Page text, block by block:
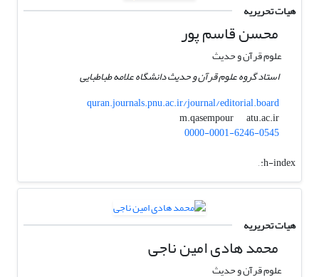
هیات تحریریه
محسن قاسم پور
علوم قرآن و حدیث
استاد گروه علوم قرآن و حدیث دانشگاه علامه طباطبایی
quran.journals.pnu.ac.ir/journal/editorial.board
m.qasempour
atu.ac.ir
0000-0001-6246-0545
h-index:
,
هیات تحریریه
محمد هادی امین ناجی
علوم قرآن و حدیث